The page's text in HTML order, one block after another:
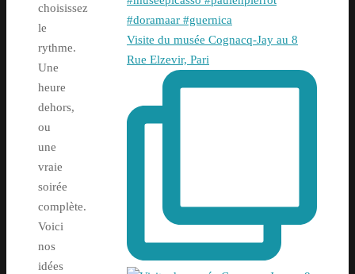
choisissez
le
rythme.
Une
heure
dehors,
ou
une
vraie
soirée
complète.
Voici
nos
idées
Visite du musée Cognacq-Jay au 8
Rue Elzevir, Pari